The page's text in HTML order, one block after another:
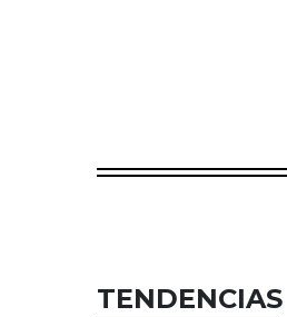
TENDENCIAS